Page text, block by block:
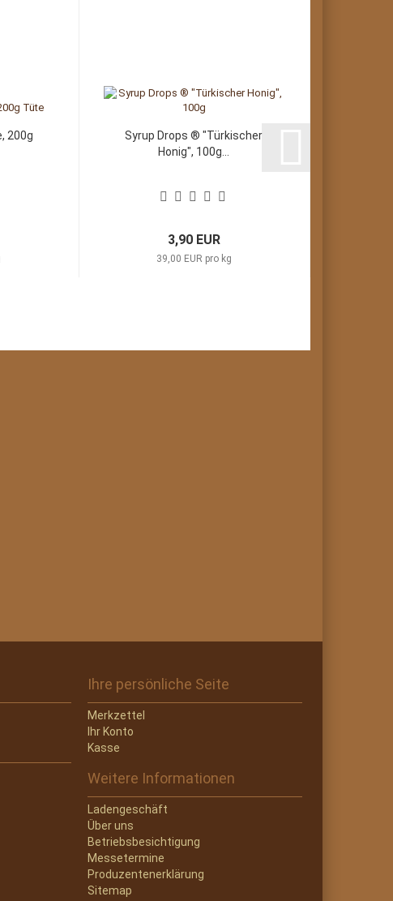
200g
Syrup Drops ® "Türkischer
Honig", 100g...
3,90 EUR
39,00 EUR pro kg
Ihre persönliche Seite
Merkzettel
Ihr Konto
Kasse
Weitere Informationen
Ladengeschäft
Über uns
Betriebsbesichtigung
Messetermine
Produzentenerklärung
Sitemap